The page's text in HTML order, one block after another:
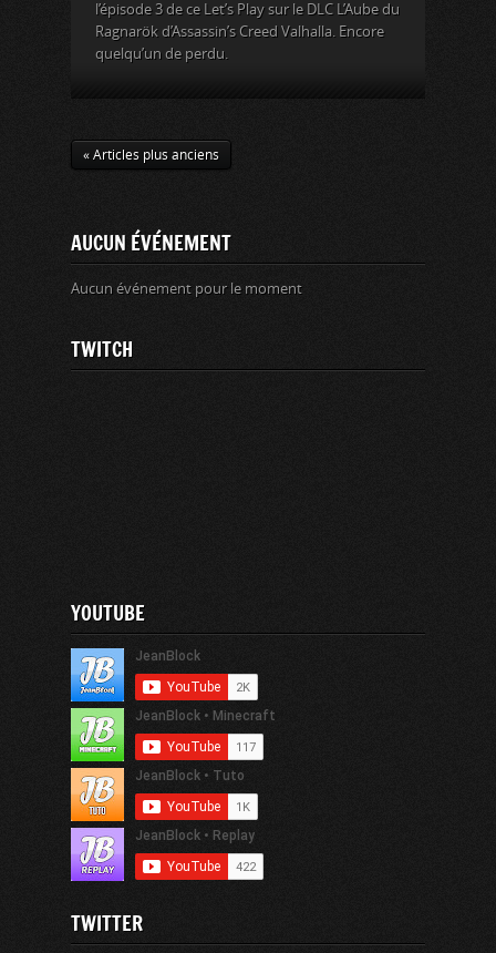
l’épisode 3 de ce Let’s Play sur le DLC L’Aube du
Ragnarök d’Assassin’s Creed Valhalla. Encore
quelqu’un de perdu.
« Articles plus anciens
AUCUN ÉVÉNEMENT
Aucun événement pour le moment
TWITCH
YOUTUBE
TWITTER